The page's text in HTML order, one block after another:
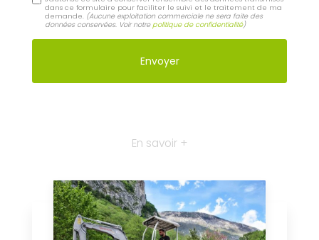
dans ce formulaire pour faciliter le suivi et le traitement de ma
demande. (Aucune exploitation commerciale ne sera faite des
données conservées. Voir notrepolitique de confidentialité)
En savoir +